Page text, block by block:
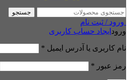
جستجو
ورود / ثبت نام
ورود ایجاد حساب کاربری
نام کاربری یا آدرس ایمیل *
رمز عبور *